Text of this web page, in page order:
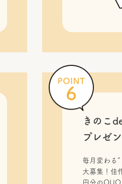
きのこ
プレゼ
毎月変わる
大募集！佳
円分のQUO